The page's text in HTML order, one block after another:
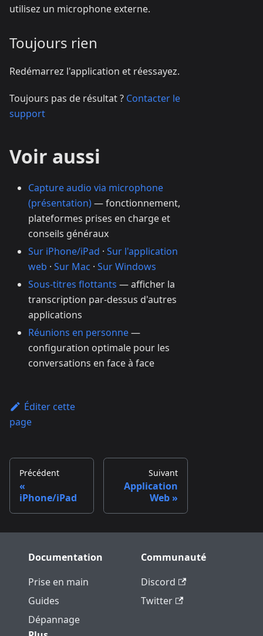
utilisez un microphone externe.
Toujours rien
Redémarrez l'application et réessayez.
Toujours pas de résultat ? Contacter le
support
Voir aussi
Capture audio via microphone
(présentation)— fonctionnement,
plateformes prises en charge et
conseils généraux
Sur iPhone/iPad · Sur l'application
web · Sur Mac · Sur Windows
Sous-titres flottants — afficher la
transcription par-dessus d'autres
applications
Réunions en personne—
configuration optimale pour les
conversations en face à face
Éditer cette
page
Précédent
iPhone/iPad
Suivant
Application
Web
Documentation
Prise en main
Guides
Dépannage
Communauté
Discord
Twitter